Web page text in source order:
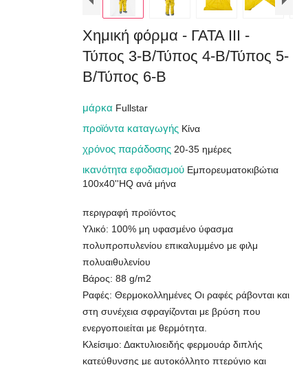
Χημική φόρμα - ΓΑΤΑ III -
Τύπος 3-B/Τύπος 4-B/Τύπος 5-
B/Τύπος 6-B
μάρκα Fullstar
προϊόντα καταγωγής Κίνα
χρόνος παράδοσης 20-35 ημέρες
ικανότητα εφοδιασμού Εμπορευματοκιβώτια
100x40''HQ ανά μήνα
περιγραφή προϊόντος
Υλικό: 100% μη υφασμένο ύφασμα
πολυπροπυλενίου επικαλυμμένο με φιλμ
πολυαιθυλενίου
Βάρος: 88 g/m2
Ραφές: Θερμοκολλημένες Οι ραφές ράβονται και
στη συνέχεια σφραγίζονται με βρύση που
ενεργοποιείται με θερμότητα.
Κλείσιμο: Δακτυλιοειδής φερμουάρ διπλής
κατεύθυνσης με αυτοκόλλητο πτερύγιο και